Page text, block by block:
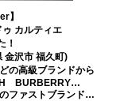
】
カルティエ
！
金沢市 福久町)
高級ブランドから
BURBERRY…
ァストブランド…